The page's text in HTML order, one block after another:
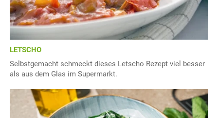
LETSCHO
Selbstgemacht schmeckt dieses Letscho Rezept viel besser
als aus dem Glas im Supermarkt.